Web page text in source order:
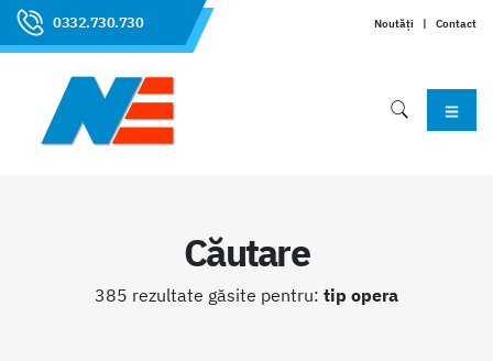
0332.730.730 Noutăți | Contact
Căutare
385 rezultate găsite pentru: tip opera